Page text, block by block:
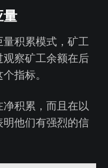
量
积累模式，矿工
察矿工余额在后
指标。
积累，而且在以
他们有强烈的信